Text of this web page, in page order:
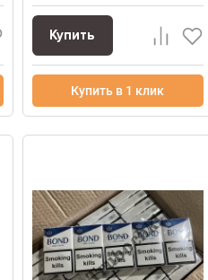
Купить
Купить в 1 клик